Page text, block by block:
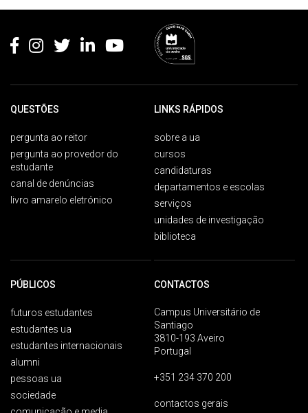
QUESTÕES
pergunta ao reitor
pergunta ao provedor do
estudante
canal de denúncias
livro amarelo eletrónico
LINKS RÁPIDOS
sobre a ua
cursos
candidaturas
departamentos e escolas
serviços
unidades de investigação
biblioteca
PÚBLICOS
futuros estudantes
estudantes ua
estudantes internacionais
alumni
pessoas ua
sociedade
CONTACTOS
Campus Universitário de
Santiago
3810-193 Aveiro
Portugal
+351 234 370 200
contactos gerais